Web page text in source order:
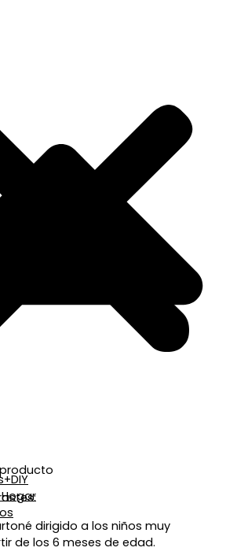
dirigido a los niños muy
de los 6 meses de edad.